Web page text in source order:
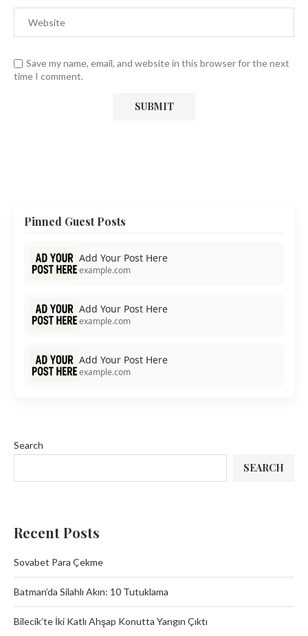
Save my name, email, and website in this browser for the next
time I comment.
Pinned Guest Posts
Add Your Post Here
example.com
Add Your Post Here
example.com
Add Your Post Here
example.com
Search
SEARCH
Recent Posts
Sovabet Para Çekme
Batman’da Silahlı Akın: 10 Tutuklama
Bilecik’te İki Katlı Ahşap Konutta Yangın Çıktı